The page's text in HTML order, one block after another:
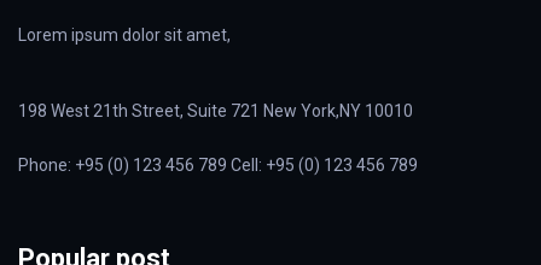
Lorem ipsum dolor sit amet,
198 West 21th Street, Suite 721 New York,NY 10010
Phone: +95 (0) 123 456 789 Cell: +95 (0) 123 456 789
Popular post